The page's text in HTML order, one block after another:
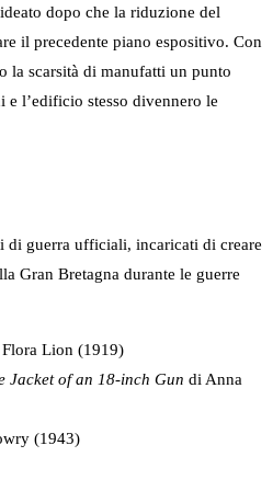
dopo che la riduzione del
il precedente piano espositivo. Con
la scarsità di manufatti un punto
l’edificio stesso divennero le
di guerra ufficiali, incaricati di creare
Gran Bretagna durante le guerre
Lion (1919)
Jacket of an 18-inch Gun di Anna
(1943)